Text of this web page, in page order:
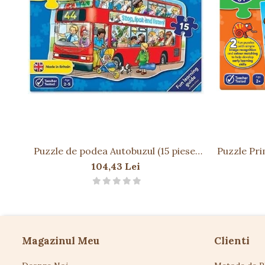
Puzzle de podea Autobuzul (15 piese)
BIG BUS
104,43 Lei
Puzzle
Magazinul Meu Clienti